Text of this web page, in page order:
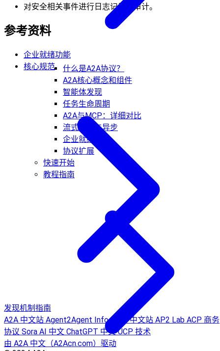
什么是A2A协议？
A2A核心概念和组件
智能体发现
任务生命周期
A2A与MCP：详细对比
流式传输与异步
企业就绪能力
协议扩展
快速开始
教程指南
对安全相关事件进行日志记录与审计。
参考资料
企业就绪功能
核心规范
发现机制指南
A2A 中文站 Agent2Agent InfoMCP 中文站 AP2 Lab ACP 商务
协议 Sora AI 中文 ChatGPT 中文UCP 技术
由 A2A 中文（A2Acn.com）驱动